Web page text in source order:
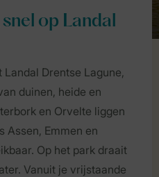
op Landal
Drentse Lagune,
duinen, heide en
en Orvelte liggen
Assen, Emmen en
Op het park draait
Vanuit je vrijstaande